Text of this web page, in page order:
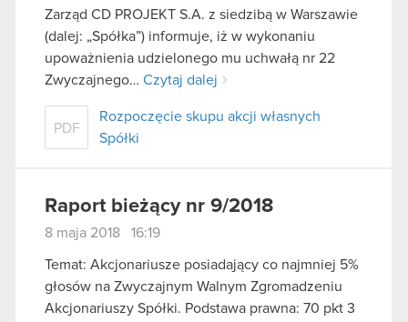
Zarząd CD PROJEKT S.A. z siedzibą w Warszawie
(dalej: „Spółka”) informuje, iż w wykonaniu
upoważnienia udzielonego mu uchwałą nr 22
Zwyczajnego… Czytaj dalej
PDF
Rozpoczęcie skupu akcji własnych
Spółki
Raport bieżący nr 9/2018
8 maja 2018 16:19
Temat: Akcjonariusze posiadający co najmniej 5%
głosów na Zwyczajnym Walnym Zgromadzeniu
Akcjonariuszy Spółki. Podstawa prawna: 70 pkt 3